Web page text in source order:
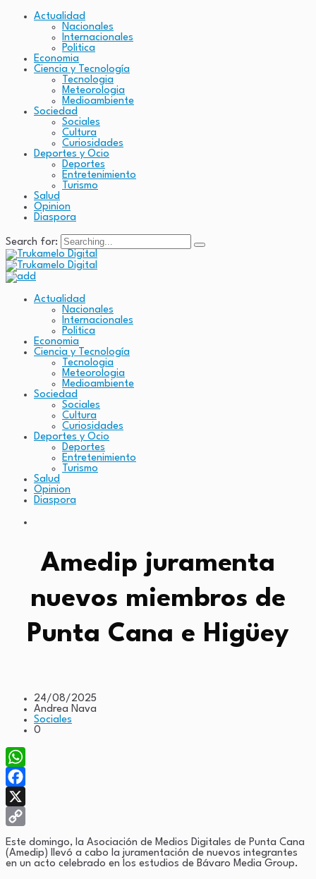
Actualidad
Nacionales
Internacionales
Politica
Economia
Ciencia y Tecnología
Tecnologia
Meteorologia
Medioambiente
Sociedad
Sociales
Cultura
Curiosidades
Deportes y Ocio
Deportes
Entretenimiento
Turismo
Salud
Opinion
Diaspora
Search for:
Actualidad
Nacionales
Internacionales
Politica
Economia
Ciencia y Tecnología
Tecnologia
Meteorologia
Medioambiente
Sociedad
Sociales
Cultura
Curiosidades
Deportes y Ocio
Deportes
Entretenimiento
Turismo
Salud
Opinion
Diaspora
Amedip juramenta
nuevos miembros de
Punta Cana e Higüey
24/08/2025
Andrea Nava
Sociales
0
WhatsApp
Facebook
X
Copy
Link
Este domingo, la Asociación de Medios Digitales de Punta Cana
(Amedip) llevó a cabo la juramentación de nuevos integrantes
en un acto celebrado en los estudios de Bávaro Media Group.